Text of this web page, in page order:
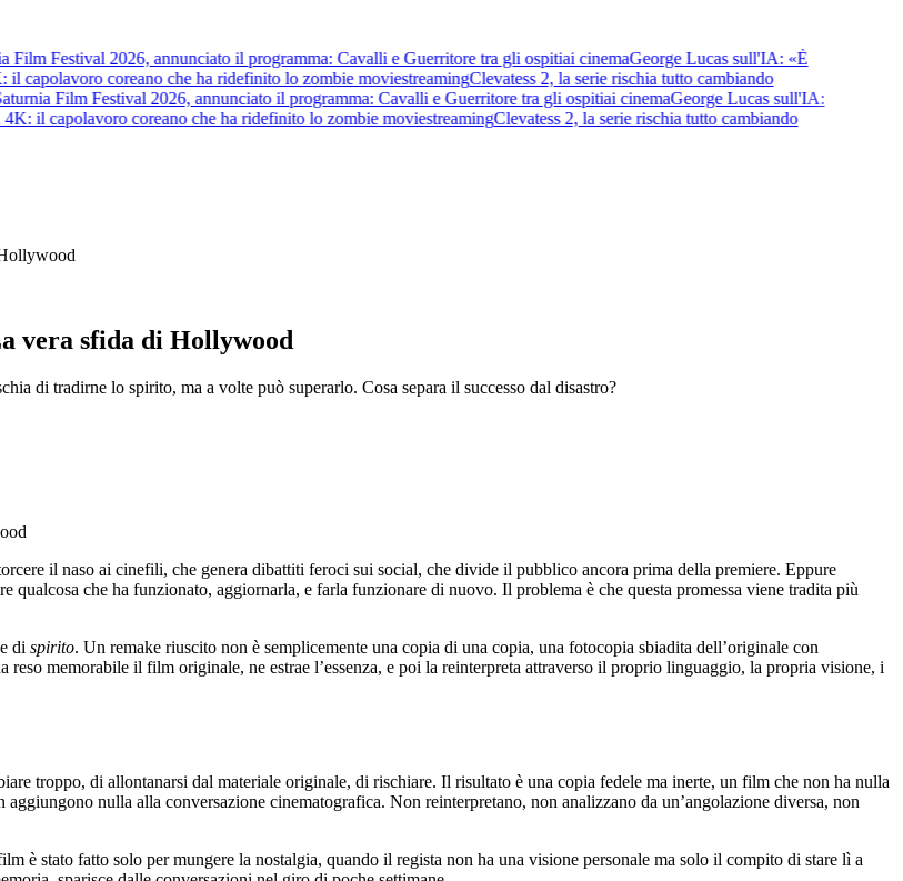
Festival 2026, annunciato il programma: Cavalli e Guerritore tra gli ospitiai cinemaGeorge Lucas sull'IA: «È
coreano che ha ridefinito lo zombie moviestreamingClevatess 2, la serie rischia tutto cambiando
Film Festival 2026, annunciato il programma: Cavalli e Guerritore tra gli ospitiai cinemaGeorge Lucas sull'IA:
il capolavoro coreano che ha ridefinito lo zombie moviestreamingClevatess 2, la serie rischia tutto cambiando
vera sfida di Hollywood
di tradirne lo spirito, ma a volte può superarlo. Cosa separa il successo dal disastro?
il naso ai cinefili, che genera dibattiti feroci sui social, che divide il pubblico ancora prima della premiere. Eppure
che ha funzionato, aggiornarla, e farla funzionare di nuovo. Il problema è che questa promessa viene tradita più
di spirito. Un remake riuscito non è semplicemente una copia di una copia, una fotocopia sbiadita dell’originale con
memorabile il film originale, ne estrae l’essenza, e poi la reinterpreta attraverso il proprio linguaggio, la propria visione, i
troppo, di allontanarsi dal materiale originale, di rischiare. Il risultato è una copia fedele ma inerte, un film che non ha nulla
nulla alla conversazione cinematografica. Non reinterpretano, non analizzano da un’angolazione diversa, non
è stato fatto solo per mungere la nostalgia, quando il regista non ha una visione personale ma solo il compito di stare lì a